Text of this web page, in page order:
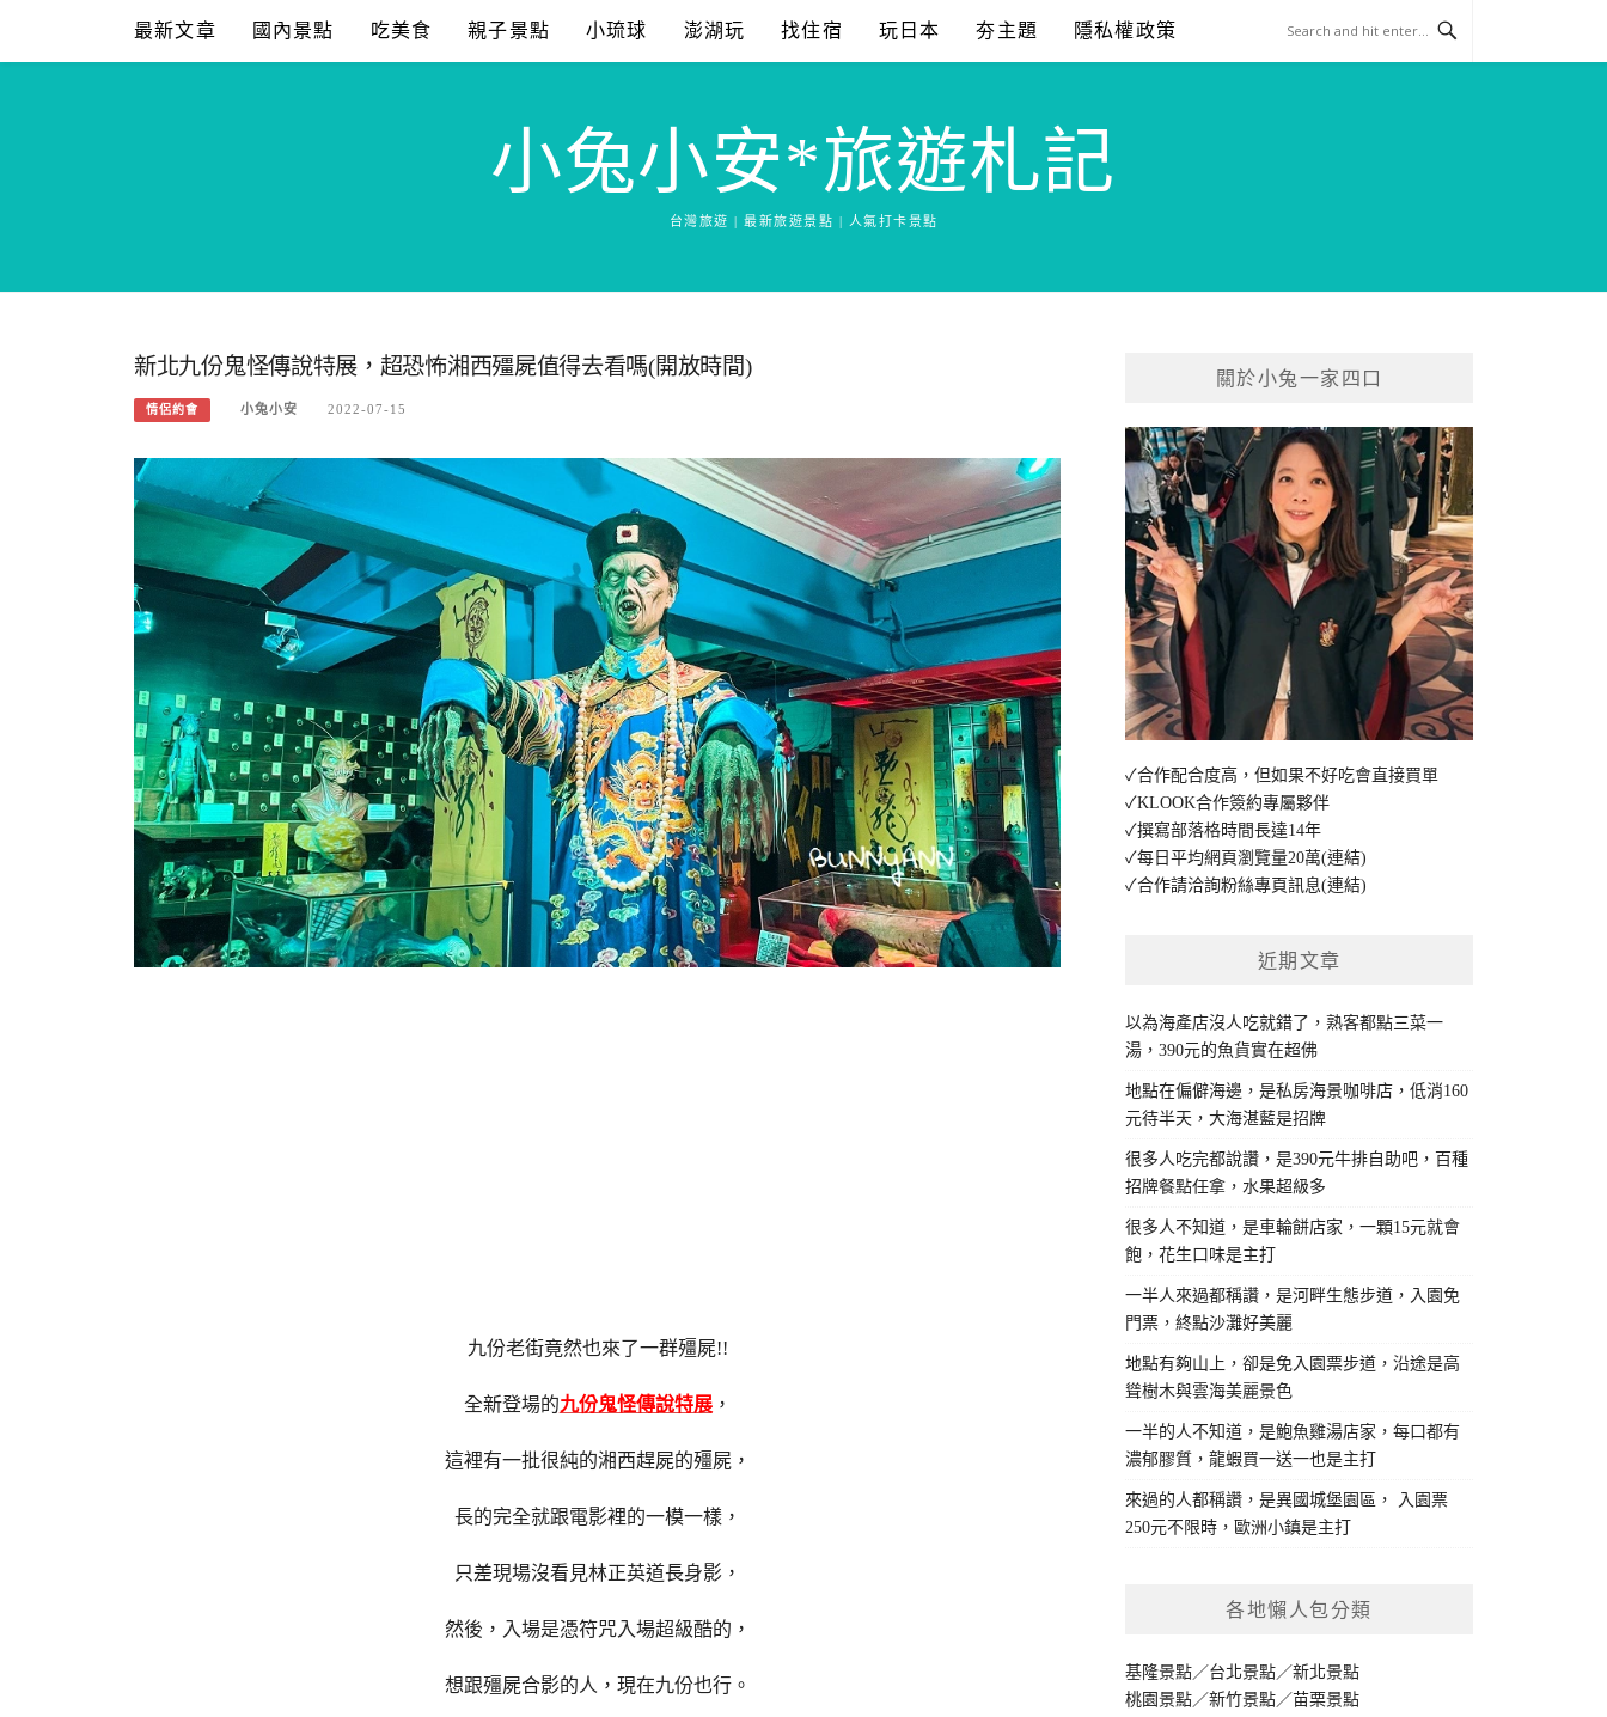
content
最新文章 國內景點 吃美食 親子景點 小琉球 澎湖玩 找住宿 玩日本 夯主題 隱私權政策
小兔小安*旅遊札記
台灣旅遊 | 最新旅遊景點 | 人氣打卡景點
新北九份鬼怪傳說特展，超恐怖湘西殭屍值得去看嗎(開放時間)
情侶約會 小兔小安 2022-07-15
九份老街竟然也來了一群殭屍!!
全新登場的九份鬼怪傳說特展，
這裡有一批很純的湘西趕屍的殭屍，
長的完全就跟電影裡的一模一樣，
只差現場沒看見林正英道長身影，
然後，入場是憑符咒入場超級酷的，
想跟殭屍合影的人，現在九份也行。
關於小兔一家四口
✓合作配合度高，但如果不好吃會直接買單
✓KLOOK合作簽約專屬夥伴
✓撰寫部落格時間長達14年
✓每日平均網頁瀏覽量20萬(連結)
✓合作請洽詢粉絲專頁訊息(連結)
近期文章
以為海產店沒人吃就錯了，熟客都點三菜一
湯，390元的魚貨實在超佛
地點在偏僻海邊，是私房海景咖啡店，低消160
元待半天，大海湛藍是招牌
很多人吃完都說讚，是390元牛排自助吧，百種
招牌餐點任拿，水果超級多
很多人不知道，是車輪餅店家，一顆15元就會
飽，花生口味是主打
一半人來過都稱讚，是河畔生態步道，入園免
門票，終點沙灘好美麗
地點有夠山上，卻是免入園票步道，沿途是高
聳樹木與雲海美麗景色
一半的人不知道，是鮑魚雞湯店家，每口都有
濃郁膠質，龍蝦買一送一也是主打
來過的人都稱讚，是異國城堡園區， 入園票
250元不限時，歐洲小鎮是主打
各地懶人包分類
基隆景點／台北景點／新北景點
桃園景點／新竹景點／苗栗景點